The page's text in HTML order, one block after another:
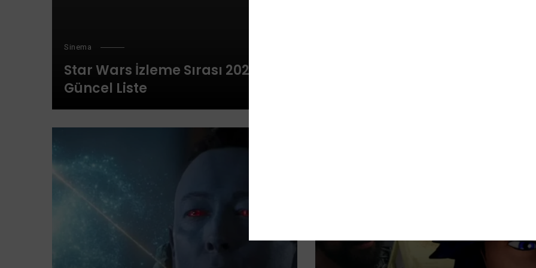
Sinema
Star Wars İzleme Sırası 2025
Güncel Liste